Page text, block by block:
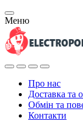
Меню
Про нас
Доставка та
Обмін та
Контакти